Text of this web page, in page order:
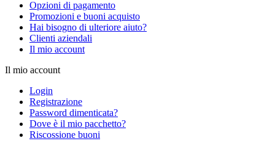
Opzioni di pagamento
Promozioni e buoni acquisto
Hai bisogno di ulteriore aiuto?
Clienti aziendali
Il mio account
Il mio account
Login
Registrazione
Password dimenticata?
Dove è il mio pacchetto?
Riscossione buoni